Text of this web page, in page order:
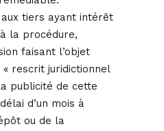
tiers ayant intérêt
la procédure,
faisant l’objet
« rescrit juridictionnel
publicité de cette
d’un mois à
ou de la